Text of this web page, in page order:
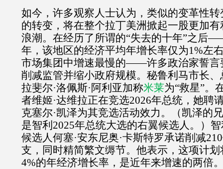
如今，许多观察人士认为，类似的变革性
的转变，将在整个拉丁美洲掀起一股更加
浪潮。在经历了所谓的“失去的十年”之后
年，该地区的经济平均年增长率仅为1%左
市场集团中增速最慢的——许多政治家誓言
削减监管并缩小政府规模。秘鲁利马市长
拉斐尔·洛佩斯·阿利亚加称米莱为“救星”。
者维姬·达维拉正在竞选2026年总统，她聘
克塞尔·凯泽为其竞选活动效力。（凯泽的
是智利 2025年总统大选的右翼候选人。）
候选人何塞·安东尼奥·卡斯特罗承诺削减210
支，同时精简繁文缛节。他表示，这项计
4%的年经济增长率，是近年来增速的两倍